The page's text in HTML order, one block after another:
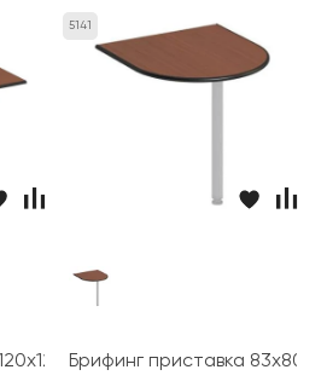
Дин-Р
5141
Брифинг приставка